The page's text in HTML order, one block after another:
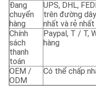
Đang
chuyển
hàng
UPS, DHL,
trên đường
nhất và rẻ nhất
Chính
sách
thanh
toán
Paypal, T / T,
hàng
OEM /
ODM
Có thể chấp